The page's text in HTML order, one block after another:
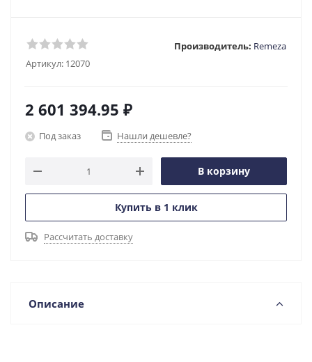
Артикул: 12070
Производитель: Remeza
2 601 394.95 ₽
Под заказ Нашли дешевле?
В корзину
Купить в 1 клик
Рассчитать доставку
Описание